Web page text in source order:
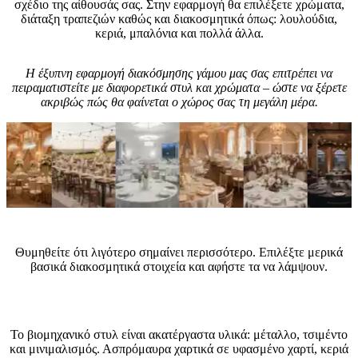
σχέδιο της αίθουσάς σας. Στην εφαρμογή θα επιλέξετε χρώματα,
διάταξη τραπεζιών καθώς και διακοσμητικά όπως: λουλούδια,
κεριά, μπαλόνια και πολλά άλλα.
Η έξυπνη εφαρμογή διακόσμησης γάμου μας σας επιτρέπει να
πειραματιστείτε με διαφορετικά στυλ και χρώματα – ώστε να ξέρετε
ακριβώς πώς θα φαίνεται ο χώρος σας τη μεγάλη μέρα.
Θυμηθείτε ότι λιγότερο σημαίνει περισσότερο. Επιλέξτε μερικά
βασικά διακοσμητικά στοιχεία και αφήστε τα να λάμψουν.
Το βιομηχανικό στυλ είναι ακατέργαστα υλικά: μέταλλο, τσιμέντο
και μινιμαλισμός. Ασπρόμαυρα χαρτικά σε υφασμένο χαρτί, κεριά